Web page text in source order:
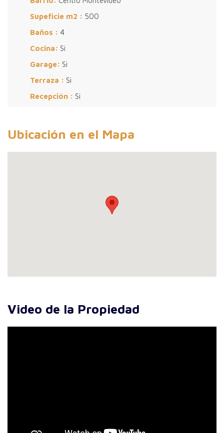
Supeficie m2 : 500
Baños : 4
Cocina: Si
Garage: Si
Terraza : Si
Recepción : Si
Ubicación en el Mapa
Video de la Propiedad